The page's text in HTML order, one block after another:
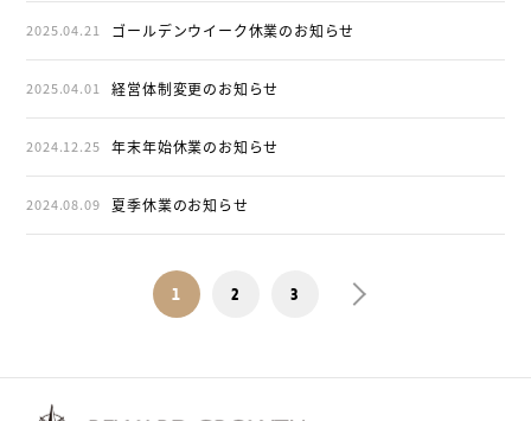
2025.04.21 ゴールデンウイーク休業のお知らせ
2025.04.01 経営体制変更のお知らせ
2024.12.25 年末年始休業のお知らせ
2024.08.09 夏季休業のお知らせ
1 2 3